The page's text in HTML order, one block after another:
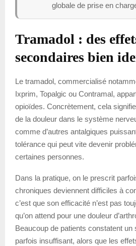
globale de prise en
Tramadol : des
secondaires bien
Le tramadol, commercialisé
Ixprim, Topalgic ou Contramal,
opioïdes. Concrètement, cela
de la douleur dans le système
comme d’autres antalgiques
tolérance qui peut vite devenir
certaines personnes.
Dans la pratique, on le prescrit
chroniques deviennent difficiles à
c’est que son efficacité n’est pas
qu’on attend pour une douleur
Beaucoup de patients constatent un
parfois insuffisant, alors que les